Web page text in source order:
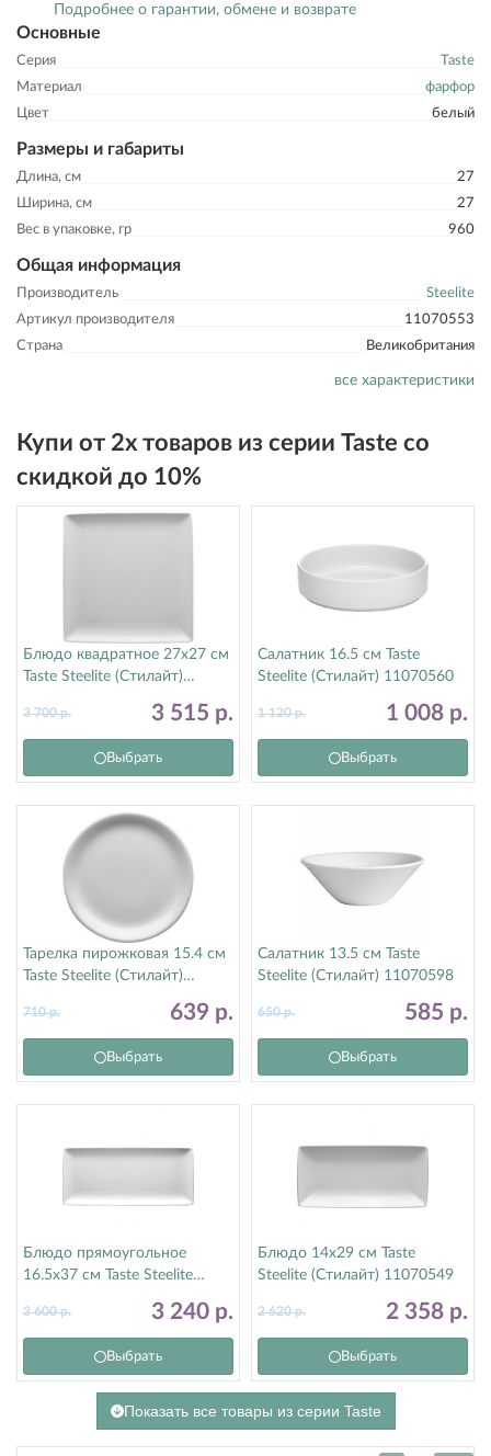
Основные
Серия
Taste
Материал
фарфор
Цвет
белый
Размеры и габариты
Длина, см
27
Ширина, см
27
Вес в упаковке, гр
960
Общая информация
Производитель
Steelite
Артикул производителя
11070553
Страна
Великобритания
все характеристики
Подробнее о гарантии, обмене и возврате
Купи от 2х товаров из серии Taste со
скидкой до 10%
Блюдо квадратное 27х27 см
Taste Steelite (Стилайт)
3 515 р.
3 700р.
Выбрать
Салатник 16.5 см Taste
Steelite (Стилайт) 11070560
1 008 р.
1 120р.
Выбрать
Тарелка пирожковая 15.4 см
Taste Steelite (Стилайт)
639 р.
710р.
Выбрать
Салатник 13.5 см Taste
Steelite (Стилайт) 11070598
585 р.
650р.
Выбрать
Блюдо прямоугольное
16.5х37 см Taste Steelite
3 240 р.
3 600р.
Выбрать
Блюдо 14х29 см Taste
Steelite (Стилайт) 11070549
2 358 р.
2 620р.
Выбрать
Показать все товары из серии Taste